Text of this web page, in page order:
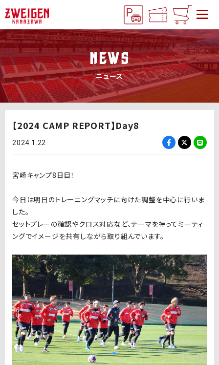
NEWS
ニュース
【2024 CAMP REPORT】Day8
2024.1.22
宮崎キャンプ8日目！
今日は明日のトレーニングマッチに向けた調整を中心に行いま
した。
セットプレーの確認やクロス対応など、テーマを持ってミーティ
ングでイメージを共有しながら取り組んでいます。